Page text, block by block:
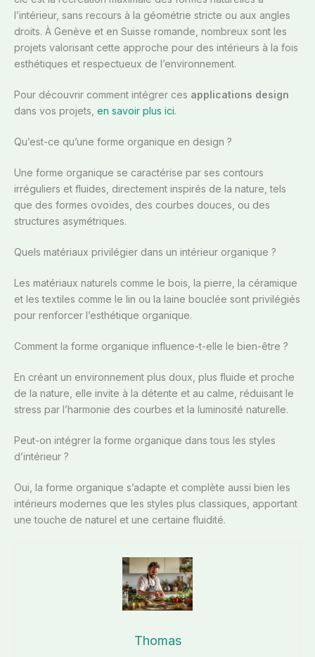
l’intérieur, sans recours à la géométrie stricte ou aux angles
droits. À Genève et en Suisse romande, nombreux sont les
projets valorisant cette approche pour des intérieurs à la fois
esthétiques et respectueux de l’environnement.
Pour découvrir comment intégrer ces applications design
dans vos projets, en savoir plus ici.
Qu’est-ce qu’une forme organique en design ?
Une forme organique se caractérise par ses contours
irréguliers et fluides, directement inspirés de la nature, tels
que des formes ovoïdes, des courbes douces, ou des
structures asymétriques.
Quels matériaux privilégier dans un intérieur organique ?
Les matériaux naturels comme le bois, la pierre, la céramique
et les textiles comme le lin ou la laine bouclée sont privilégiés
pour renforcer l’esthétique organique.
Comment la forme organique influence-t-elle le bien-être ?
En créant un environnement plus doux, plus fluide et proche
de la nature, elle invite à la détente et au calme, réduisant le
stress par l’harmonie des courbes et la luminosité naturelle.
Peut-on intégrer la forme organique dans tous les styles
d’intérieur ?
Oui, la forme organique s’adapte et complète aussi bien les
intérieurs modernes que les styles plus classiques, apportant
une touche de naturel et une certaine fluidité.
Thomas